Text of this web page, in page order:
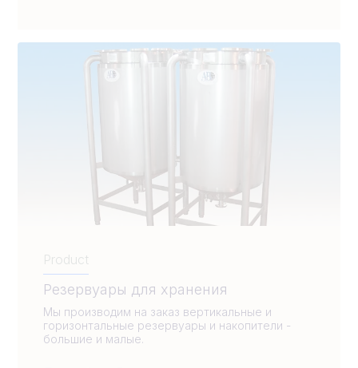
Product
Резервуары для хранения
Мы производим на заказ вертикальные и
горизонтальные резервуары и накопители -
большие и малые.